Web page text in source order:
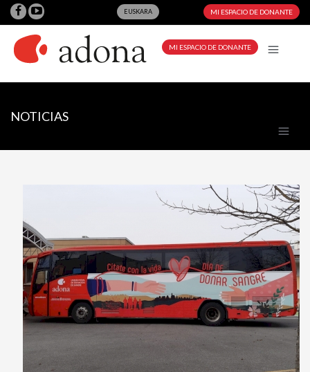
EUSKARA MI ESPACIO DE DONANTE
MI ESPACIO DE DONANTE
NOTICIAS